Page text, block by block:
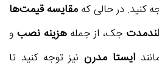
کنید. در حالی که مقایسه قیمت‌ها
جک، از جملههزینه نصب و
ایستا مدرننیز توجه کنید تا